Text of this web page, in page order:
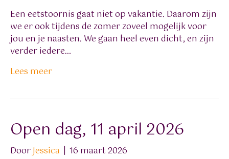
Een eetstoornis gaat niet op vakantie. Daarom zijn
we er ook tijdens de zomer zoveel mogelijk voor
jou en je naasten. We gaan heel even dicht, en zijn
verder iedere…
Lees meer
Open dag, 11 april 2026
DoorJessica | 16 maart 2026